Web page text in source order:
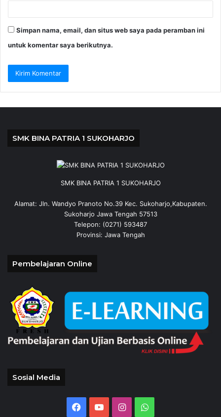
Simpan nama, email, dan situs web saya pada peramban ini
untuk komentar saya berikutnya.
SMK BINA PATRIA 1 SUKOHARJO
SMK BINA PATRIA 1 SUKOHARJO
Alamat: Jln. Wandyo Pranoto No.39 Kec. Sukoharjo,Kabupaten.
Sukoharjo Jawa Tengah 57513
Telepon: (0271) 593487
Provinsi: Jawa Tengah
Pembelajaran Online
Sosial Media
Facebook
YouTubeInstagramWhatsApp